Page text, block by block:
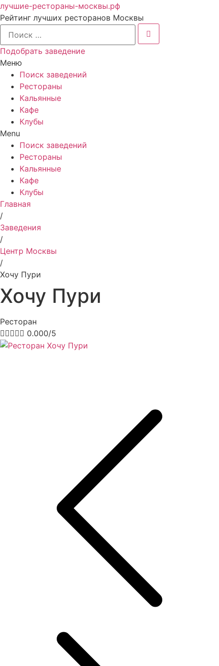
лучшие-рестораны-москвы.рф
Рейтинг лучших ресторанов Москвы
Подобрать заведение
Меню
Поиск заведений
Рестораны
Кальянные
Кафе
Клубы
Menu
Поиск заведений
Рестораны
Кальянные
Кафе
Клубы
Главная
/
Заведения
/
Центр Москвы
/
Хочу Пури
Хочу Пури
Ресторан
 0.000/5